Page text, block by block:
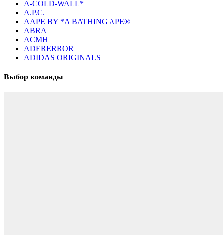
A-COLD-WALL*
A.P.C.
AAPE BY *A BATHING APE®
ABRA
ACMH
ADERERROR
ADIDAS ORIGINALS
Выбор команды